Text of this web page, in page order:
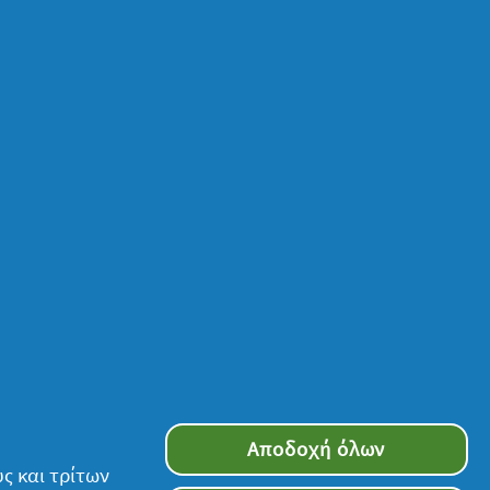
και τρίτων
Αποδοχή όλων